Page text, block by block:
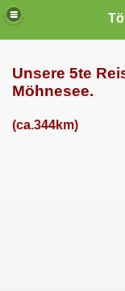
Unsere 5te
Möhnesee.
(ca.344km)